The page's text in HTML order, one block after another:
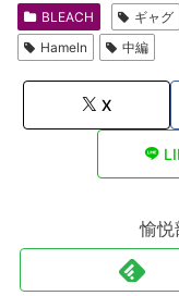
BLEACH ギャグ
Hameln
中編
X
愉悦